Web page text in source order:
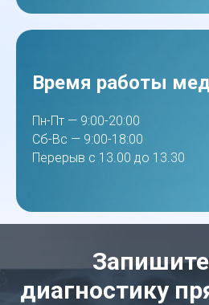
Время работы
Пн-Пт — 9:00-20:00
Сб-Вс — 9:00-18:00
Перерыв с 13.00 до 13.30
диагностику